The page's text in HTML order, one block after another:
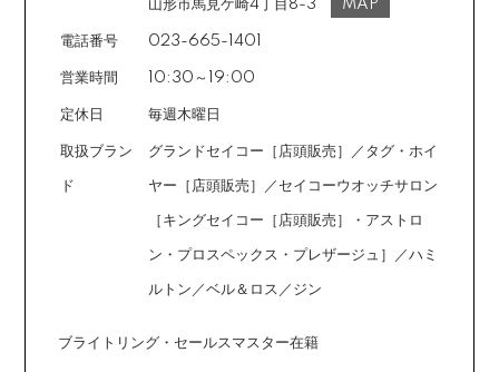
山形市馬見ケ崎4丁目8-3 MAP
電話番号 023-665-1401
営業時間 10:30～19:00
定休日 毎週木曜日
取扱ブラン
ド
グランドセイコー［店頭販売］／タグ・ホイ
ヤー［店頭販売］／セイコーウオッチサロン
［キングセイコー［店頭販売］・アストロ
ン・プロスペックス・プレザージュ］／ハミ
ルトン／ベル＆ロス／ジン
ブライトリング・セールスマスター在籍